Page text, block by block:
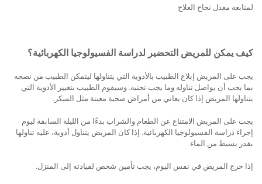
لمتابعة معدل نجاح العلاج
كيف يمكن للمريض التحضير لدراسة الفسيولوجيا الكهربائية؟
يجب على المريض إبلاغ الطبيب بالأدوية التي يتناولها ليتمكن الطبيب من نصحه
بما يجب أن يواصل تناوله وما يجب تجنبه. وسيقوم الطبيب بتغيير الأدوية التي
يتناولها المريض إذا كان يعاني من أمراض صحية معينة مثل السكر.
يجب على المريض الامتناع عن الطعام والشراب بدءًا من الليلة السابقة ليوم
إجراء دراسة الفسيولوجيا الكهربائية. إذا كان المريض يتناول أدوية، عليه تناولها
بقدر بسيط من الماء.
إذا خرج المريض في نفس اليوم، يجب تأمين شخص لقيادته إلى المنزل.